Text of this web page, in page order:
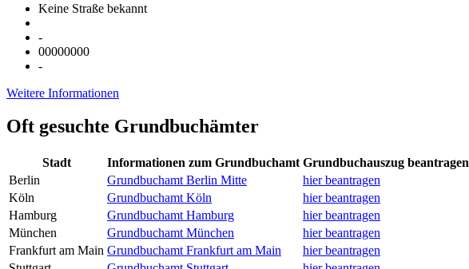
Keine Straße bekannt
-
00000000
-
Weitere Informationen
Oft gesuchte Grundbuchämter
Stadt Informationen zum Grundbuchamt Grundbuchauszug beantragen
Berlin
Grundbuchamt Berlin Mitte
hier beantragen
Köln
Grundbuchamt Köln
hier beantragen
Hamburg
Grundbuchamt Hamburg
hier beantragen
München
Grundbuchamt München
hier beantragen
Frankfurt am Main Grundbuchamt Frankfurt am Main
hier beantragen